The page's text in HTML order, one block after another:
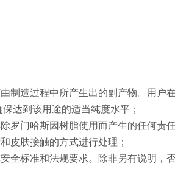
制造过程中所产生出的副产物。用户
达到该用途的适当纯度水平；
罗门哈斯因树脂使用而产生的任何责任
皮肤接触的方式进行处理；
全标准和法规要求。除非另有说明，